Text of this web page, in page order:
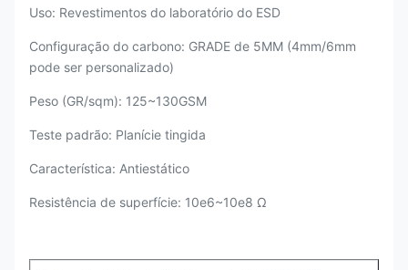
Uso: Revestimentos do laboratório do ESD
Configuração do carbono: GRADE de 5MM (4mm/6mm
pode ser personalizado)
Peso (GR/sqm): 125~130GSM
Teste padrão: Planície tingida
Característica: Antiestático
Resistência de superfície: 10e6~10e8 Ω